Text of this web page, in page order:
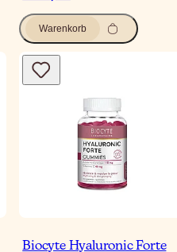
Warenkorb
Biocyte Hyaluronic Forte